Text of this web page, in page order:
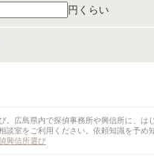
円くらい
。広島県内で探偵事務所や興信所に、は
室をご利用ください。依頼知識を予め
興信所選び